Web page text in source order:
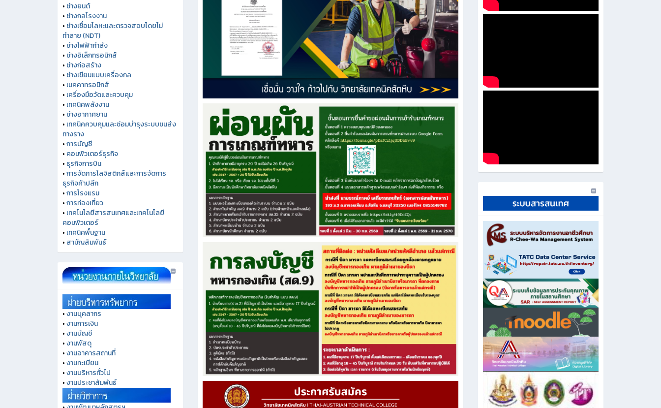
• ช่างยนต์
• ช่างกลโรงงาน
• ช่างเชื่อมโลหะและตรวจสอบโดยไม่
ทำลาย (NDT)
• ช่างไฟฟ้ากำลัง
• ช่างอิเล็กทรอนิกส์
• ช่างก่อสร้าง
• ช่างเขียนแบบเครื่องกล
• เมคคาทรอนิกส์
• เครื่องมือวัดและควบคุม
• เทคนิคพลังงาน
• ช่างอากาศยาน
• เทคนิคควบคุมและซ่อมบำรุงระบบขนส่ง
ทางราง
•การบัญชี
• คอมพิวเตอร์ธุรกิจ
• ธุรกิจการบิน
•การจัดการโลจิสติกส์และการจัดการ
ธุรกิจค้าปลีก
•การโรงแรม
•การท่องเที่ยว
• เทคโนโลยีสารสนเทศและเทคโนโลยี
คอมพิวเตอร์
• เทคนิคพื้นฐาน
• สามัญสัมพันธ์
•งานบุคลากร
•งานการเงิน
•งานบัญชี
•งานพัสดุ
•งานอาคารสถานที่
•งานทะเบียน
•งานบริหารทั่วไป
•งานประชาสัมพันธ์